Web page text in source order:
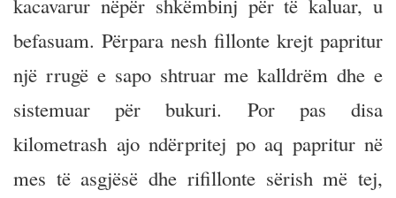
kacavarur nëpër shkëmbinj për të kaluar, u
befasuam. Përpara nesh fillonte krejt papritur
një rrugë e sapo shtruar me kalldrëm dhe e
sistemuar për bukuri. Por pas disa
kilometrash ajo ndërpritej po aq papritur në
mes të asgjësë dhe rifillonte sërish më tej,